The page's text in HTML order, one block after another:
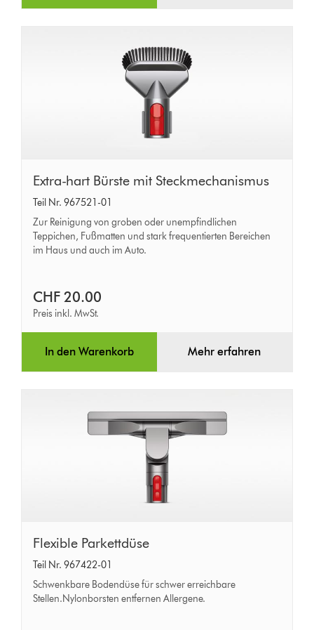
Extra-
hart
Bürste
mit
Steckmechanismus
Extra-hart Bürste mit Steckmechanismus
Teil Nr. 967521-01
Zur Reinigung von groben oder unempfindlichen
Teppichen, Fußmatten und stark frequentierten Bereichen
im Haus und auch im Auto.
CHF 20.00
Preis inkl. MwSt.
In den Warenkorb Mehr erfahren
Flexible
Parkettdüse
Flexible Parkettdüse
Teil Nr. 967422-01
Schwenkbare Bodendüse für schwer erreichbare
Stellen.Nylonborsten entfernen Allergene.